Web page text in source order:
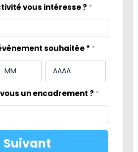
vous intéresse ? *
souhaitée * *
un encadrement ? *
Suivant